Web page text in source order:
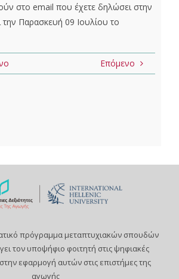
στο email που έχετε δηλώσει στην
την Παρασκευή 09 Ιουλίου το
Επόμενο
πρόγραμμα μεταπτυχιακών σπουδών
τον υποψήφιο φοιτητή στις ψηφιακές
εφαρμογή αυτών στις επιστήμες της
αγωγής